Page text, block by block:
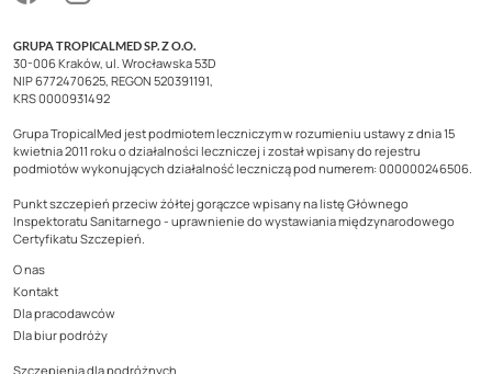
GRUPA TROPICALMED SP. Z O.O.
30-006 Kraków, ul. Wrocławska 53D
NIP 6772470625, REGON 520391191,
KRS 0000931492
Grupa TropicalMed jest podmiotem leczniczym w rozumieniu ustawy z dnia 15
kwietnia 2011 roku o działalności leczniczej i został wpisany do rejestru
podmiotów wykonujących działalność leczniczą pod numerem: 000000246506.
Punkt szczepień przeciw żółtej gorączce wpisany na listę Głównego
Inspektoratu Sanitarnego - uprawnienie do wystawiania międzynarodowego
Certyfikatu Szczepień.
O nas
Kontakt
Dla pracodawców
Dla biur podróży
Szczepienia dla podróżnych